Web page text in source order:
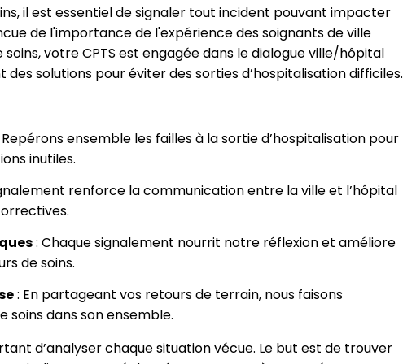
il est essentiel de signaler tout incident pouvant impacter
de l'importance de l'expérience des soignants de ville
votre CPTS est engagée dans le dialogue ville/hôpital
solutions pour éviter des sorties d’hospitalisation difficiles.
ensemble les failles à la sortie d’hospitalisation pour
inutiles.
renforce la communication entre la ville et l’hôpital
: Chaque signalement nourrit notre réflexion et améliore
de soins.
: En partageant vos retours de terrain, nous faisons
soins dans son ensemble.
d’analyser chaque situation vécue. Le but est de trouver